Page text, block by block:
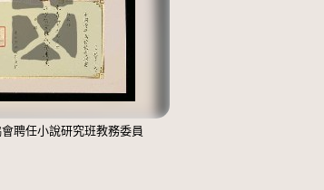
聘任小說研究班教務委員